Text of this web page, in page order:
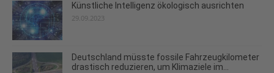
Künstliche Intelligenz ökologisch ausrichten
29.09.2023
Deutschland müsste fossile Fahrzeugkilometer
drastisch reduzieren, um Klimaziele im...